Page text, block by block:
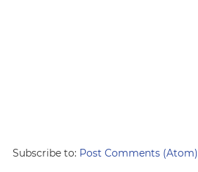
Subscribe to: Post Comments (Atom)